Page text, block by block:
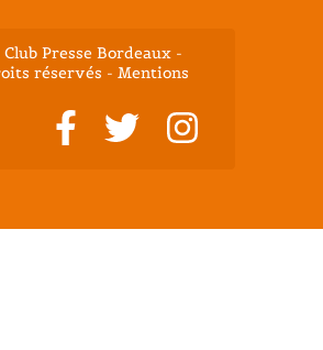
Club Presse Bordeaux -
réservés - Mentions